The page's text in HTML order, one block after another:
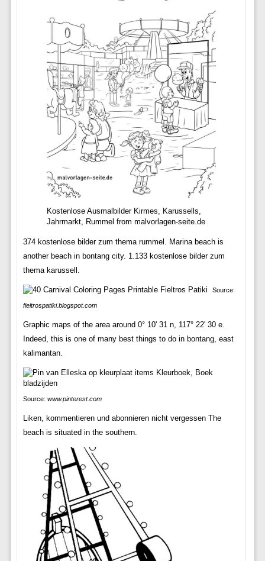
Kostenlose Ausmalbilder Kirmes, Karussells,
Jahrmarkt, Rummel from malvorlagen-seite.de
374 kostenlose bilder zum thema rummel. Marina beach is
another beach in bontang city. 1.133 kostenlose bilder zum
thema karussell.
Source:
fieltrospatiki.blogspot.com
Graphic maps of the area around 0° 10' 31 n, 117° 22' 30 e.
Indeed, this is one of many best things to do in bontang, east
kalimantan.
Source: www.pinterest.com
Liken, kommentieren und abonnieren nicht vergessen The
beach is situated in the southern.